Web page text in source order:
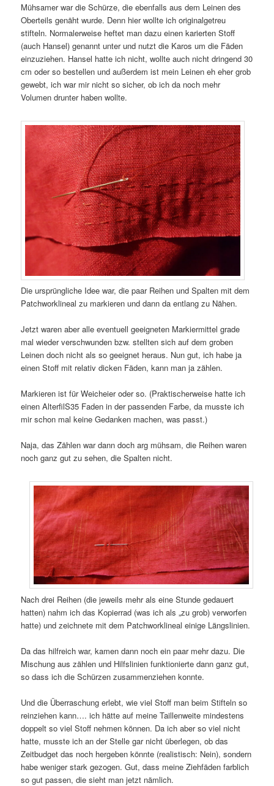
Mühsamer war die Schürze, die ebenfalls aus dem Leinen des
Oberteils genäht wurde. Denn hier wollte ich originalgetreu
stifteln. Normalerweise heftet man dazu einen karierten Stoff
(auch Hansel) genannt unter und nutzt die Karos um die Fäden
einzuziehen. Hansel hatte ich nicht, wollte auch nicht dringend 30
cm oder so bestellen und außerdem ist mein Leinen eh eher grob
gewebt, ich war mir nicht so sicher, ob ich da noch mehr
Volumen drunter haben wollte.
Die ursprüngliche Idee war, die paar Reihen und Spalten mit dem
Patchworklineal zu markieren und dann da entlang zu Nähen.
Jetzt waren aber alle eventuell geeigneten Markiermittel grade
mal wieder verschwunden bzw. stellten sich auf dem groben
Leinen doch nicht als so geeignet heraus. Nun gut, ich habe ja
einen Stoff mit relativ dicken Fäden, kann man ja zählen.
Markieren ist für Weicheier oder so. (Praktischerweise hatte ich
einen AlterfilS35 Faden in der passenden Farbe, da musste ich
mir schon mal keine Gedanken machen, was passt.)
Naja, das Zählen war dann doch arg mühsam, die Reihen waren
noch ganz gut zu sehen, die Spalten nicht.
Nach drei Reihen (die jeweils mehr als eine Stunde gedauert
hatten) nahm ich das Kopierrad (was ich als „zu grob) verworfen
hatte) und zeichnete mit dem Patchworklineal einige Längslinien.
Da das hilfreich war, kamen dann noch ein paar mehr dazu. Die
Mischung aus zählen und Hilfslinien funktionierte dann ganz gut,
so dass ich die Schürzen zusammenziehen konnte.
Und die Überraschung erlebt, wie viel Stoff man beim Stifteln so
reinziehen kann…. ich hätte auf meine Taillenweite mindestens
doppelt so viel Stoff nehmen können. Da ich aber so viel nicht
hatte, musste ich an der Stelle gar nicht überlegen, ob das
Zeitbudget das noch hergeben könnte (realistisch: Nein), sondern
habe weniger stark gezogen. Gut, dass meine Ziehfäden farblich
so gut passen, die sieht man jetzt nämlich.